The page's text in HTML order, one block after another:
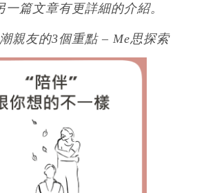
一篇文章有更詳細的介紹。
親友的3個重點 – Me思探索